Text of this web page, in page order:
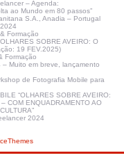
– Agenda:
ao Mundo em 80 passos”
S.A., Anadia – Portugal
Formação
SOBRE AVEIRO: O
19 FEV.2025)
Formação
Muito em breve, lançamento
de Fotografia Mobile para
“OLHARES SOBRE AVEIRO:
COM ENQUADRAMENTO AO
2024